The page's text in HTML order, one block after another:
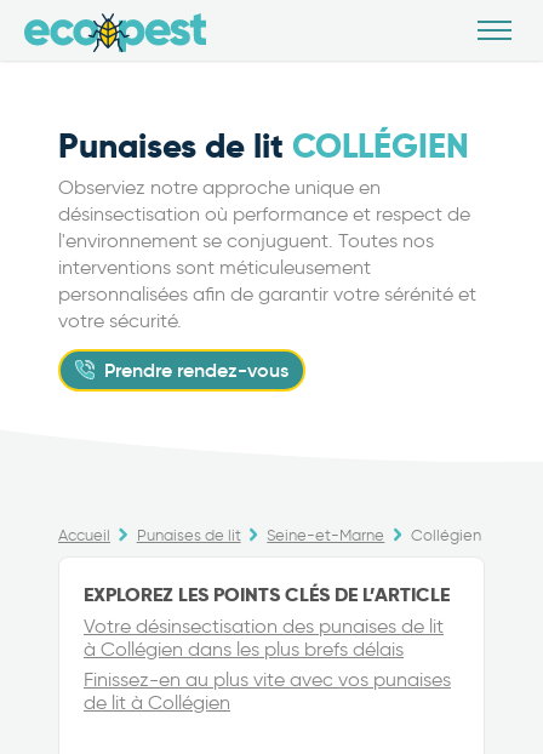
Punaises de lit COLLÉGIEN
Observiez notre approche unique en
désinsectisation où performance et respect de
l'environnement se conjuguent. Toutes nos
interventions sont méticuleusement
personnalisées afin de garantir votre sérénité et
votre sécurité.
Prendre rendez-vous
Accueil Punaises de lit Seine-et-Marne Collégien
EXPLOREZ LES POINTS CLÉS DE L’ARTICLE
Votre désinsectisation des punaises de lit
à Collégien dans les plus brefs délais
Finissez-en au plus vite avec vos punaises
de lit à Collégien